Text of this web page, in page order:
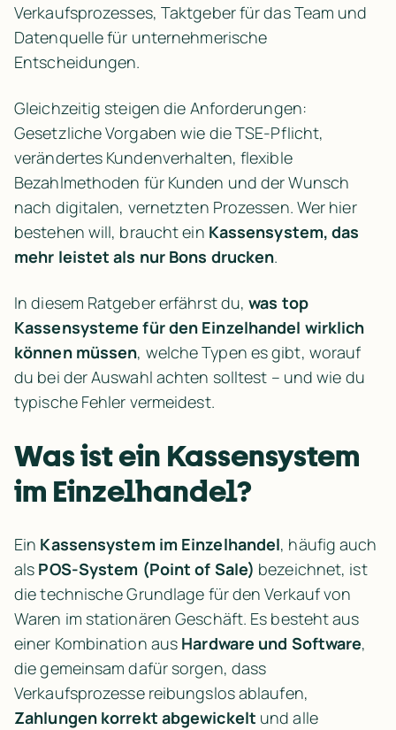
Verkaufsprozesses, Taktgeber für das Team und
Datenquelle für unternehmerische
Entscheidungen.
Gleichzeitig steigen die Anforderungen:
Gesetzliche Vorgaben wie die TSE-Pflicht,
verändertes Kundenverhalten, flexible
Bezahlmethoden für Kunden und der Wunsch
nach digitalen, vernetzten Prozessen. Wer hier
bestehen will, braucht ein Kassensystem, das
mehr leistet als nur Bons drucken.
In diesem Ratgeber erfährst du, was top
Kassensysteme für den Einzelhandel wirklich
können müssen, welche Typen es gibt, worauf
du bei der Auswahl achten solltest – und wie du
typische Fehler vermeidest.
Was ist ein Kassensystem
im Einzelhandel?
Ein Kassensystem im Einzelhandel, häufig auch
als POS-System (Point of Sale) bezeichnet, ist
die technische Grundlage für den Verkauf von
Waren im stationären Geschäft. Es besteht aus
einer Kombination aus Hardware und Software,
die gemeinsam dafür sorgen, dass
Zahlungen korrekt abgewickelt und alle